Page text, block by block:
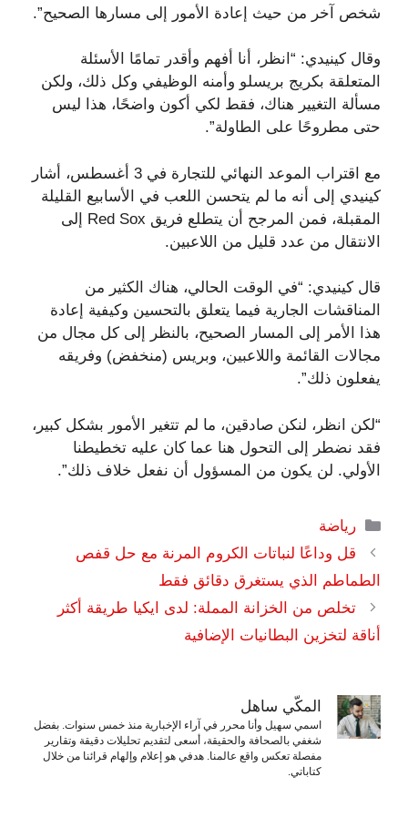
شخص آخر من حيث إعادة الأمور إلى مسارها الصحيح”.
وقال كينيدي: “انظر، أنا أفهم وأقدر تمامًا الأسئلة
المتعلقة بكريج بريسلو وأمنه الوظيفي وكل ذلك، ولكن
مسألة التغيير هناك، فقط لكي أكون واضحًا، هذا ليس
حتى مطروحًا على الطاولة”.
مع اقتراب الموعد النهائي للتجارة في 3 أغسطس، أشار
كينيدي إلى أنه ما لم يتحسن اللعب في الأسابيع القليلة
المقبلة، فمن المرجح أن يتطلع فريق Red Sox إلى
الانتقال من عدد قليل من اللاعبين.
قال كينيدي: “في الوقت الحالي، هناك الكثير من
المناقشات الجارية فيما يتعلق بالتحسين وكيفية إعادة
هذا الأمر إلى المسار الصحيح، بالنظر إلى كل مجال من
مجالات القائمة واللاعبين، وبريس (منخفض) وفريقه
يفعلون ذلك”.
“لكن انظر، لنكن صادقين، ما لم تتغير الأمور بشكل كبير،
فقد نضطر إلى التحول هنا عما كان عليه تخطيطنا
الأولي. لن يكون من المسؤول أن نفعل خلاف ذلك”.
التصنيفات
رياضة
قل وداعًا لنباتات الكروم المرنة مع حل قفص
الطماطم الذي يستغرق دقائق فقط
تخلص من الخزانة المملة: لدى ايكيا طريقة أكثر
أناقة لتخزين البطانيات الإضافية
المكّي ساهل
اسمي سهيل وأنا محرر في آراء الإخبارية منذ خمس سنوات. بفضل
شغفي بالصحافة والحقيقة، أسعى لتقديم تحليلات دقيقة وتقارير
مفصلة تعكس واقع عالمنا. هدفي هو إعلام وإلهام قرائنا من خلال
كتاباتي.